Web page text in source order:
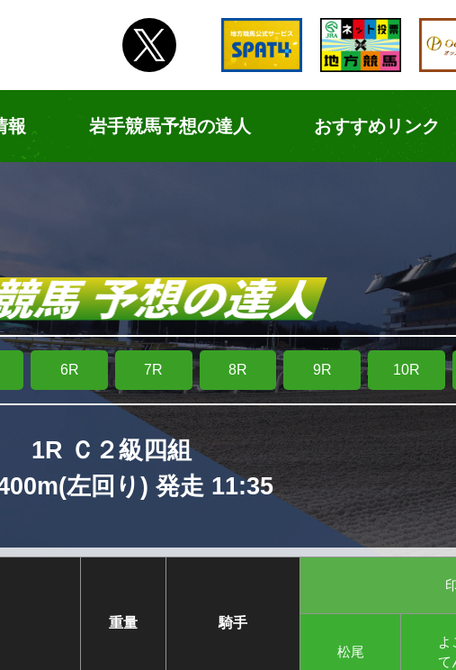
報 岩手競馬予想の達人 おすすめリンク
6R 7R 8R 9R 10R
1R Ｃ２級四組
左回り) 発走 11:35
重量 騎手
松尾
よ
て